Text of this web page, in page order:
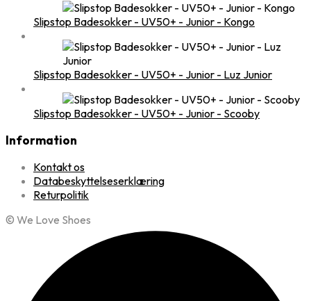
Slipstop Badesokker - UV50+ - Junior - Kongo
Slipstop Badesokker - UV50+ - Junior - Luz Junior
Slipstop Badesokker - UV50+ - Junior - Scooby
Information
Kontakt os
Databeskyttelseserklæring
Returpolitik
© We Love Shoes